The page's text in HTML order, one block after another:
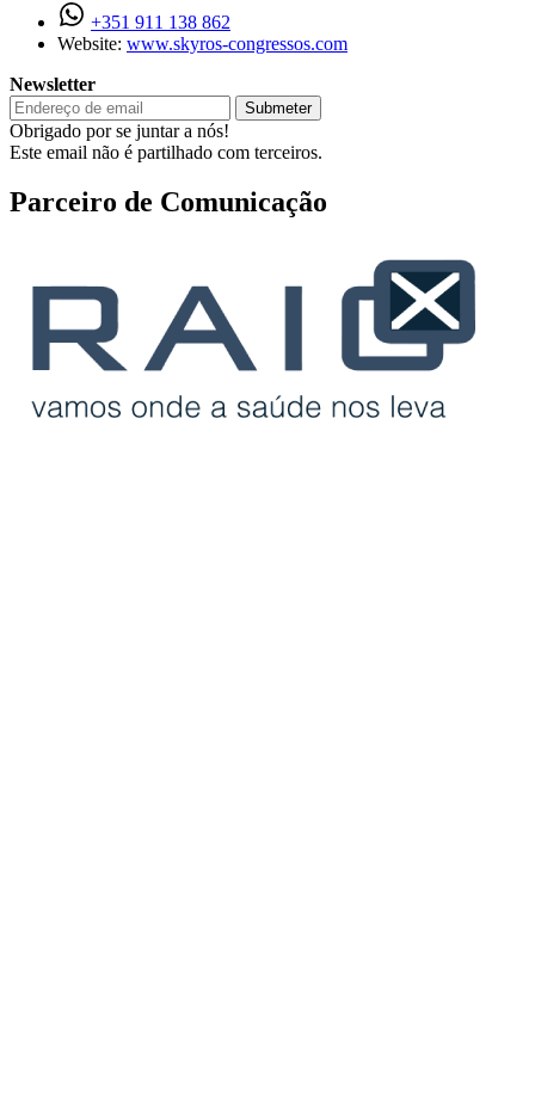
+351 911 138 862
Website: www.skyros-congressos.com
Newsletter
Submeter
Obrigado por se juntar a nós!
Este email não é partilhado com terceiros.
Parceiro de Comunicação